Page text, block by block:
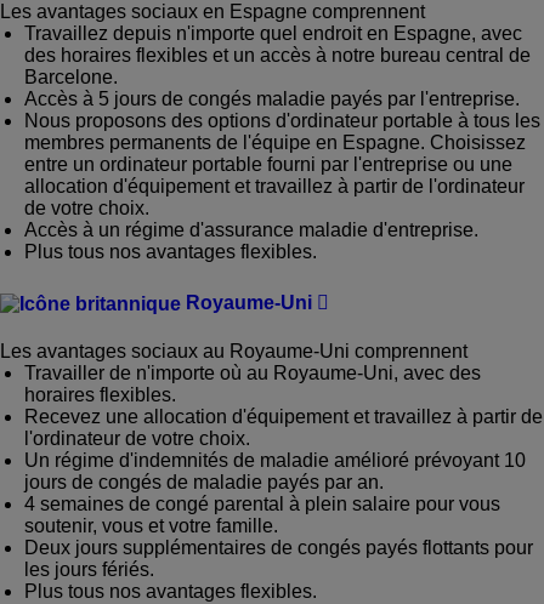
Les avantages sociaux en Espagne comprennent
Travaillez depuis n'importe quel endroit en Espagne, avec
des horaires flexibles et un accès à notre bureau central de
Barcelone.
Accès à 5 jours de congés maladie payés par l'entreprise.
Nous proposons des options d'ordinateur portable à tous les
membres permanents de l'équipe en Espagne. Choisissez
entre un ordinateur portable fourni par l'entreprise ou une
allocation d'équipement et travaillez à partir de l'ordinateur
de votre choix.
Accès à un régime d'assurance maladie d'entreprise.
Plus tous nos avantages flexibles.
Royaume-Uni
Les avantages sociaux au Royaume-Uni comprennent
Travailler de n'importe où au Royaume-Uni, avec des
horaires flexibles.
Recevez une allocation d'équipement et travaillez à partir de
l'ordinateur de votre choix.
Un régime d'indemnités de maladie amélioré prévoyant 10
jours de congés de maladie payés par an.
4 semaines de congé parental à plein salaire pour vous
soutenir, vous et votre famille.
Deux jours supplémentaires de congés payés flottants pour
les jours fériés.
Plus tous nos avantages flexibles.